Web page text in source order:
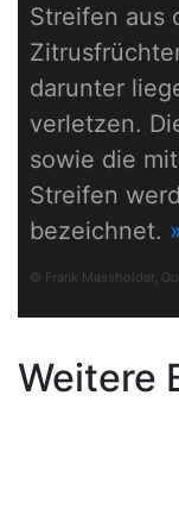
Streifen aus
darunter
verletzen.
sowie die
Streifen
bezeichnet.
© Frank Massholder,
Weitere